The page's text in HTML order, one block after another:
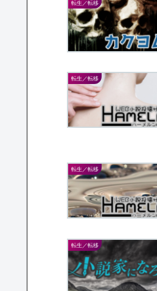
転生／転移
転生／転移
転生／転移
転生／転移